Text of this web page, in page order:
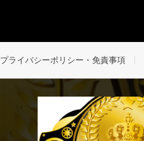
プライバシーポリシー・免責事項